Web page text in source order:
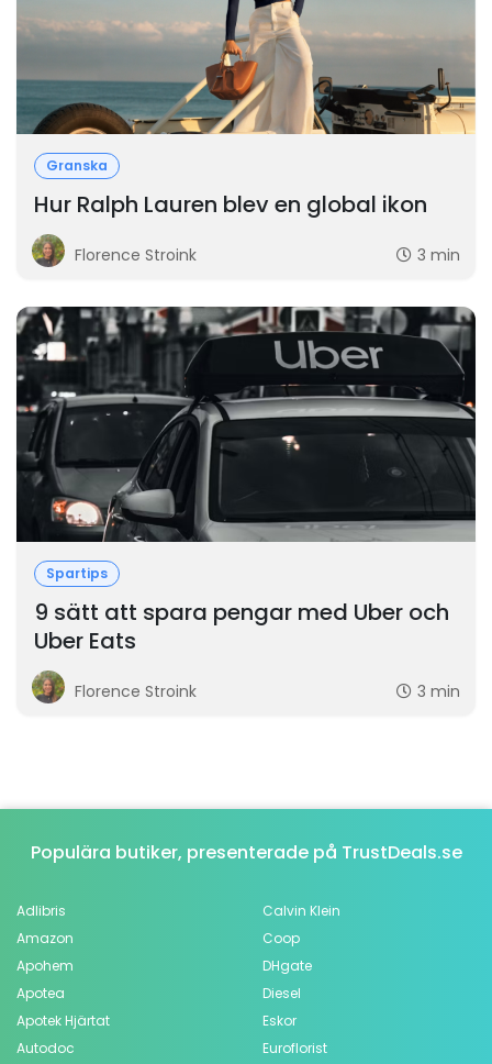
Granska
Hur Ralph Lauren blev en global ikon
Florence Stroink 3 min
Spartips
9 sätt att spara pengar med Uber och
Uber Eats
Florence Stroink 3 min
Populära butiker, presenterade på TrustDeals.se
Adlibris
Amazon
Apohem
Apotea
Apotek Hjärtat
Autodoc
Calvin Klein
Coop
DHgate
Diesel
Eskor
Euroflorist